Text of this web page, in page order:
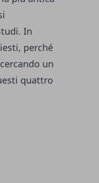
In
perché
un
quattro